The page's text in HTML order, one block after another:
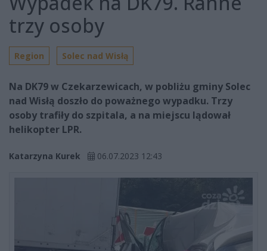
trzy osoby
Region Solec nad Wisłą
Na DK79 w Czekarzewicach, w pobliżu gminy Solec
nad Wisłą doszło do poważnego wypadku. Trzy
osoby trafiły do szpitala, a na miejscu lądował
helikopter LPR.
Katarzyna Kurek 06.07.2023 12:43